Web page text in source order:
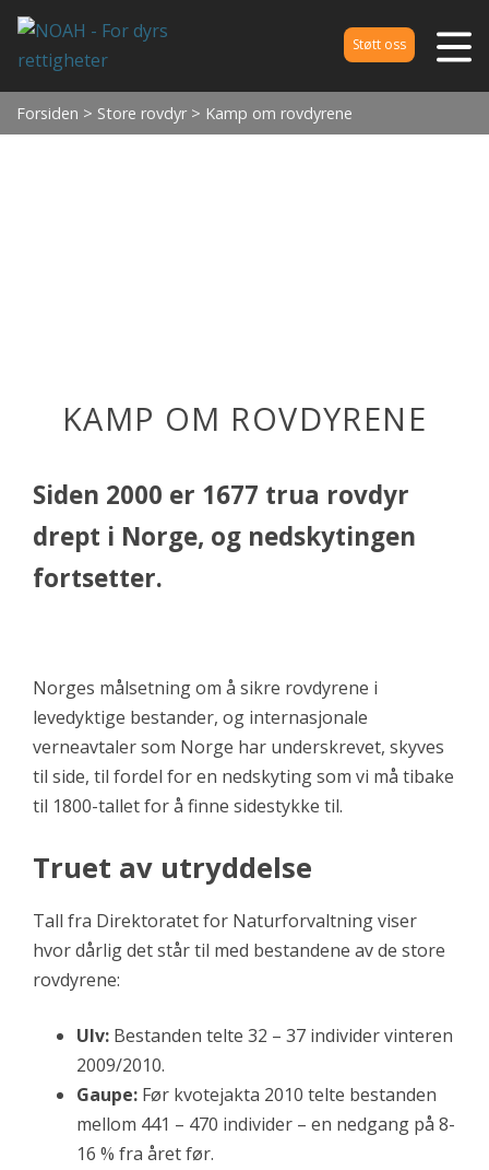
Støtt oss
Forsiden > Store rovdyr > Kamp om rovdyrene
KAMP OM ROVDYRENE
Siden 2000 er 1677 trua rovdyr
drept i Norge, og nedskytingen
fortsetter.
Norges målsetning om å sikre rovdyrene i
levedyktige bestander, og internasjonale
verneavtaler som Norge har underskrevet, skyves
til side, til fordel for en nedskyting som vi må tibake
til 1800-tallet for å finne sidestykke til.
Truet av utryddelse
Tall fra Direktoratet for Naturforvaltning viser
hvor dårlig det står til med bestandene av de store
rovdyrene:
Ulv: Bestanden telte 32 – 37 individer vinteren
2009/2010.
Gaupe: Før kvotejakta 2010 telte bestanden
mellom 441 – 470 individer – en nedgang på 8-
16 % fra året før.